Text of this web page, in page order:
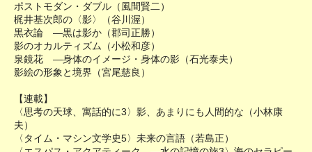
ポストモダン・ダブル（風間賢二）
梶井基次郎の〈影〉（谷川渥）
黒衣論 ―黒は影か（郡司正勝）
影のオカルティズム（小松和彦）
泉鏡花 ―身体のイメージ・身体の影（石光泰夫）
影絵の形象と境界（宮尾慈良）
【連載】
〈思考の天球、寓話的に3〉影、あまりにも人間的な（小林康
夫）
〈タイム・マシン文学史5〉未来の言語（若島正）